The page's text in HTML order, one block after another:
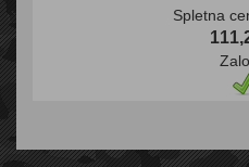
Spletna